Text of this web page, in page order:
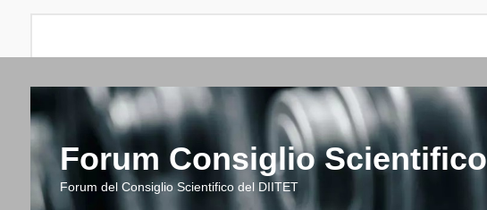
Forum Consiglio Scientifico
Forum del Consiglio Scientifico del DIITET